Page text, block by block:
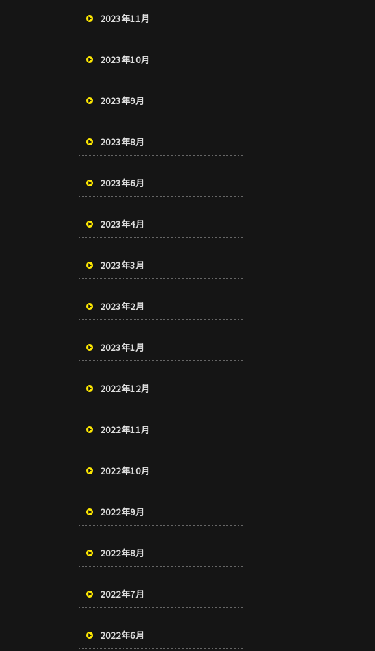
2023年11月
2023年10月
2023年9月
2023年8月
2023年6月
2023年4月
2023年3月
2023年2月
2023年1月
2022年12月
2022年11月
2022年10月
2022年9月
2022年8月
2022年7月
2022年6月